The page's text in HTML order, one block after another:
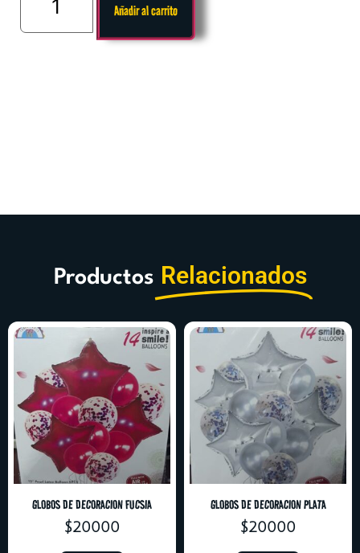
Añadir al carrito
Productos Relacionados
GLOBOS DE DECORACION FUCSIA
$20000
GLOBOS DE DECORACION PLATA
$20000